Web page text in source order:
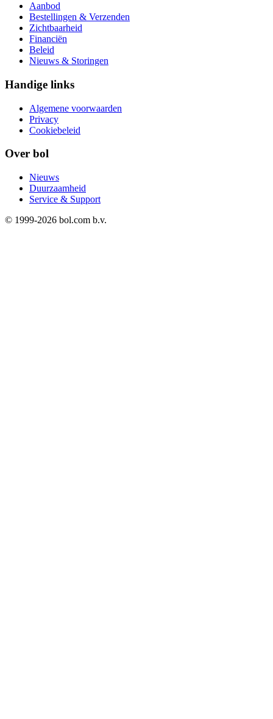
Aanbod
Bestellingen & Verzenden
Zichtbaarheid
Financiën
Beleid
Nieuws & Storingen
Handige links
Algemene voorwaarden
Privacy
Cookiebeleid
Over bol
Nieuws
Duurzaamheid
Service & Support
© 1999-2026 bol.com b.v.